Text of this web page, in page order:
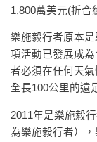
1,800萬美元(折合
樂施毅行者原本
項活動已發展成
者必須在任何天
全長100公里的遠
2011年是樂施毅
為樂施毅行者）